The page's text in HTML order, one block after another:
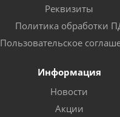
Реквизиты
Политика обработки
Пользовательское
Информация
Новости
Акции